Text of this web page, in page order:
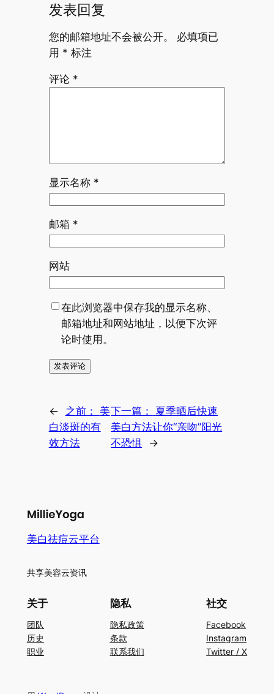
发表回复
您的邮箱地址不会被公开。
必填项已
用 * 标注
评论 *
显示名称 *
邮箱 *
网站
在此浏览器中保存我的显示名称、
邮箱地址和网站地址，以便下次评
论时使用。
← 之前： 美
白淡斑的有
效方法
下一篇：
夏季晒后快速
美白方法让你“亲吻”阳光
不恐惧
→
美白祛痘云平台
共享美容云资讯
关于
团队
历史
职业
隐私
隐私政策
条款
联系我们
社交
Facebook
Instagram
Twitter / X